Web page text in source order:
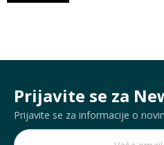
Prijavite se za
Prijavite se za informacije o